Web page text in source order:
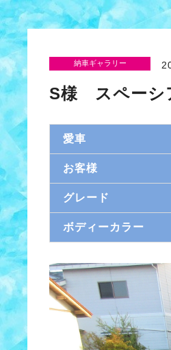
納車ギャラリー
S様 スペーシ
愛車
お客様
グレード
ボディーカラー